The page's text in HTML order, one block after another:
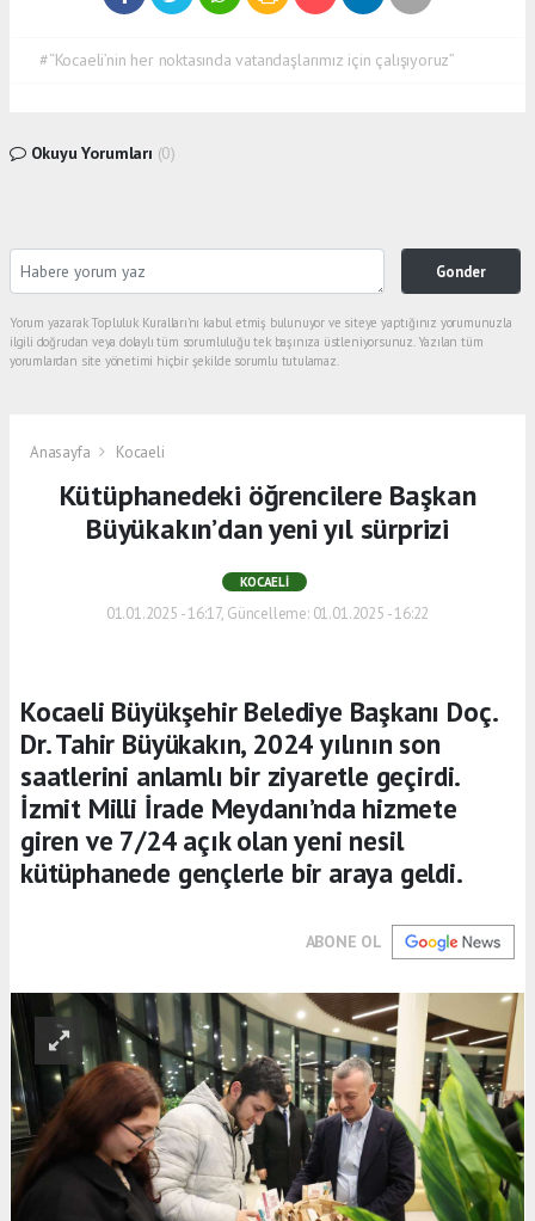
#“Kocaeli’nin her noktasında vatandaşlarımız için çalışıyoruz”
Okuyu Yorumları (0)
Gonder
Yorum yazarak Topluluk Kuralları’nı kabul etmiş bulunuyor ve siteye yaptığınız yorumunuzla
ilgili doğrudan veya dolaylı tüm sorumluluğu tek başınıza üstleniyorsunuz. Yazılan tüm
yorumlardan site yönetimi hiçbir şekilde sorumlu tutulamaz.
Anasayfa Kocaeli
Kütüphanedeki öğrencilere Başkan
Büyükakın’dan yeni yıl sürprizi
KOCAELI
01.01.2025 - 16:17, Güncelleme: 01.01.2025 - 16:22
Kocaeli Büyükşehir Belediye Başkanı Doç.
Dr. Tahir Büyükakın, 2024 yılının son
saatlerini anlamlı bir ziyaretle geçirdi.
İzmit Milli İrade Meydanı’nda hizmete
giren ve 7/24 açık olan yeni nesil
kütüphanede gençlerle bir araya geldi.
ABONE OL